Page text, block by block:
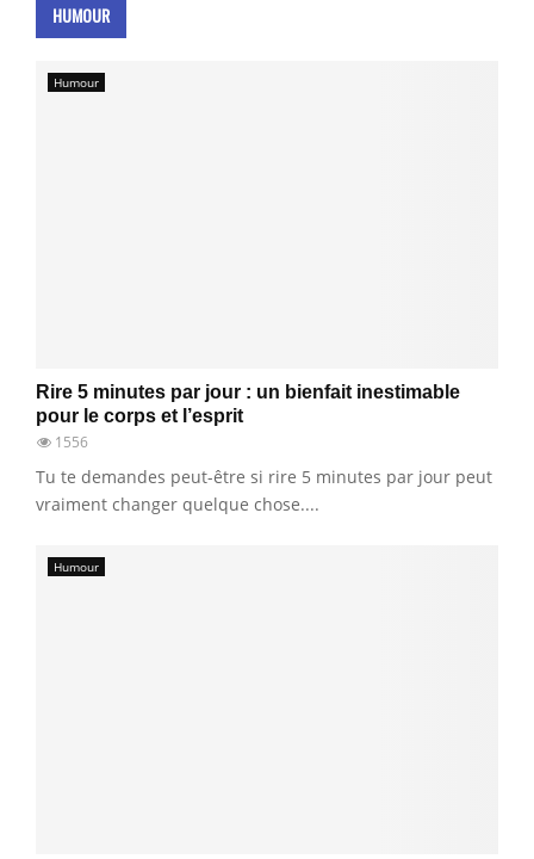
HUMOUR
Humour
Rire 5 minutes par jour : un bienfait inestimable
pour le corps et l’esprit
1556
Tu te demandes peut-être si rire 5 minutes par jour peut
vraiment changer quelque chose....
Humour